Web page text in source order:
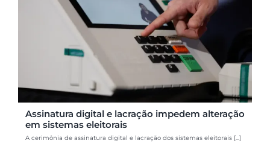
Assinatura digital e lacração impedem alteração
em sistemas eleitorais
A cerimônia de assinatura digital e lacração dos sistemas eleitorais [...]